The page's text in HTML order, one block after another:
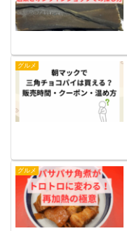
グルメ
グルメ